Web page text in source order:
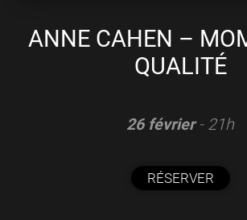
ANNE CAHEN –
QUALITÉ
26 février- 21h
RÉSERVER